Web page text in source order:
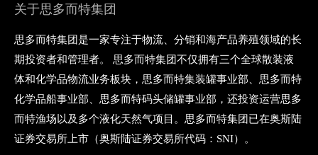
关于思多而特集团
思多而特集团是一家专注于物流、分销和海产品养殖领域的长
期投资者和管理者。 思多而特集团不仅拥有三个全球散装液
体和化学品物流业务板块，思多而特集装罐事业部、思多而特
化学品船事业部、思多而特码头储罐事业部，还投资运营思多
而特渔场以及多个液化天然气项目。思多而特集团已在奥斯陆
证券交易所上市（奥斯陆证券交易所代码：SNI）。